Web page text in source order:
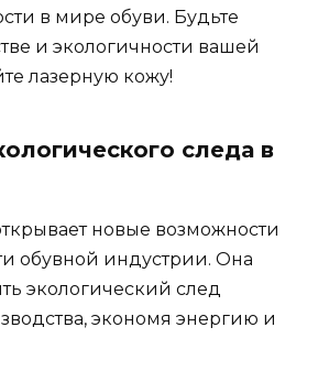
в мире обуви. Будьте
и экологичности вашей
лазерную кожу!
следа в
новые возможности
обувной индустрии. Она
экологический след
экономя энергию и